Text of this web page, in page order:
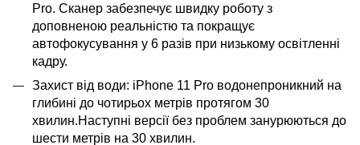
Pro. Сканер забезпечує швидку роботу з
доповненою реальністю та покращує
автофокусування у 6 разів при низькому освітленні
кадру.
Захист від води: iPhone 11 Pro водонепроникний на
глибині до чотирьох метрів протягом 30
хвилин.Наступні версії без проблем занурюються до
шести метрів на 30 хвилин.